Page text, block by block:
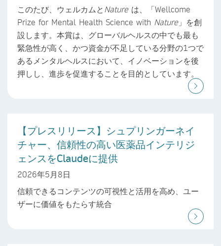
このたび、ウェルカムと Nature は、「Wellcome
Prize for Mental Health Science with Nature」を創
設します。本賞は、グローバルヘルスの中でも最も
緊急性が高く、かつ資金が不足している分野の1つで
あるメンタルヘルスにおいて、イノベーションを後
押しし、進歩を促進することを目的としています。
【プレスリリース】シュプリンガーネイ
チャー、信頼性の高い医薬品インテリジ
ェンスをClaudeに提供
2026年5月8日
信頼できるコンテンツの可視性と活用を高め、ユー
ザーに価値をもたらす統合